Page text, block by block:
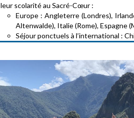
leur scolarité au Sacré-Cœur :
Europe : Angleterre (Londres),
Altenwalde), Italie (Rome), Espagne
Séjour ponctuels à l’international :